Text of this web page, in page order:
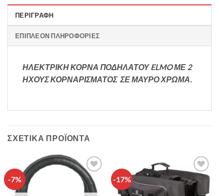
ΠΕΡΙΓΡΑΦΉ
ΕΠΙΠΛΈΟΝ ΠΛΗΡΟΦΟΡΊΕΣ
ΗΛΕΚΤΡΙΚΗ ΚΟΡΝΑ ΠΟΔΗΛΑΤΟΥ ELMO ΜΕ 2
ΗΧΟΥΣ ΚΟΡΝΑΡΙΣΜΑΤΟΣ ΣΕ ΜΑΥΡΟ ΧΡΩΜΑ.
ΣΧΕΤΙΚΆ ΠΡΟΪΌΝΤΑ
-7%
Πρόσθήκη
στην λίστα
επιθυμιών
-17%
Πρόσθήκη
στην λίστα